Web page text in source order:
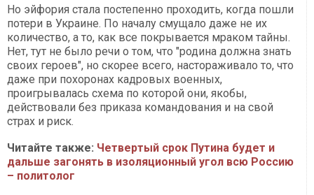
Но эйфория стала постепенно проходить, когда пошли
потери в Украине. По началу смущало даже не их
количество, а то, как все покрывается мраком тайны.
Нет, тут не было речи о том, что "родина должна знать
своих героев", но скорее всего, настораживало то, что
даже при похоронах кадровых военных,
проигрывалась схема по которой они, якобы,
действовали без приказа командования и на свой
страх и риск.
Читайте также: Четвертый срок Путина будет и
дальше загонять в изоляционный угол всю Россию
– политолог